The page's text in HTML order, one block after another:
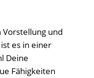
Vorstellung und
es in einer
Deine
Fähigkeiten